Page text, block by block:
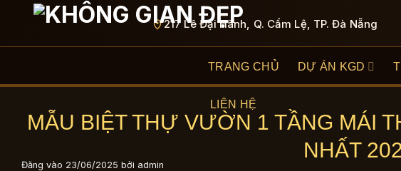
217 Lê Đại Hành, Q. Cẩm Lệ, TP. Đà Nẵng
TRANG CHỦ DỰ ÁN KGD
LIÊN HỆ
MẪU BIỆT THỰ VƯỜN 1 TẦNG MÁI
NHẤT
Đăng vào 23/06/2025 bởi admin